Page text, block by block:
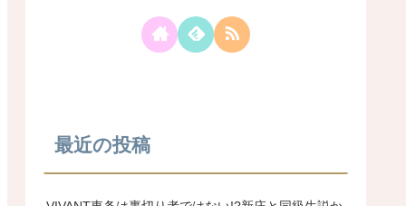
最近の投稿